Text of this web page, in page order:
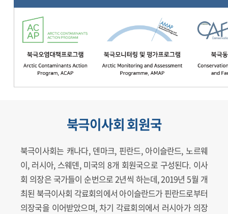
북극이사회 회원국
북극이사회는 캐나다, 덴마크, 핀란드, 아이슬란드, 노르웨
이, 러시아, 스웨덴, 미국의 8개 회원국으로 구성된다. 이사
회 의장은 국가들이 순번으로 2년씩 하는데, 2019년 5월 개
최된 북극이사회 각료회의에서 아이슬란드가 핀란드로부터
의장국을 이어받았으며, 차기 각료회의에서 러시아가 의장